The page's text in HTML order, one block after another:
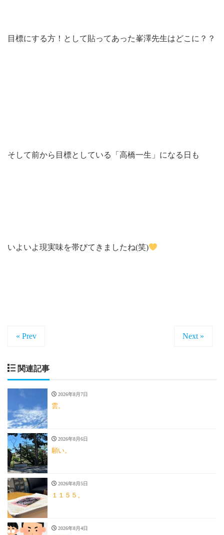
目標にする方！として貼ってあった峯澤先生はどこに？？
そして前から目標としている「高橋一生」になる日も
いよいよ現実味を帯びてきましたね(笑)
« Prev Next »
関連記事
2026年8月7日
雲。
2026年8月6日
願い。
2026年8月5日
１１５５。
2026年8月4日